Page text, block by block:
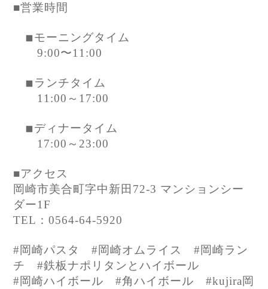
■営業時間
◾︎モーニングタイム
9:00〜11:00
◾︎ランチタイム
11:00～17:00
◾︎ディナータイム
17:00～23:00
■アクセス
岡崎市美合町字中新田72-3 マンションシー
ダー1F
TEL：0564-64-5920
#岡崎パスタ #岡崎オムライス #岡崎ラン
チ #鉄板ナポリタンとハイボール
#岡崎ハイボール #角ハイボール #kujira岡